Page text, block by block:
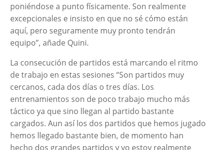
poniéndose a punto físicamente. Son realmente
excepcionales e insisto en que no sé cómo están
aquí, pero seguramente muy pronto tendrán
equipo”, añade Quini.
La consecución de partidos está marcando el ritmo
de trabajo en estas sesiones “Son partidos muy
cercanos, cada dos días o tres días. Los
entrenamientos son de poco trabajo mucho más
táctico ya que sino llegan al partido bastante
cargados. Aun así los dos partidos que hemos jugado
hemos llegado bastante bien, de momento han
hecho dos grandes partidos y yo estoy realmente